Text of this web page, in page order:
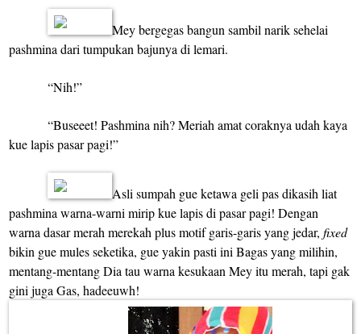
Mey bergegas bangun sambil narik sehelai
pashmina dari tumpukan bajunya di lemari.
“Nih!”
“Buseeet! Pashmina nih? Meriah amat coraknya udah kaya
kue lapis pasar pagi!”
Asli sumpah gue ketawa geli pas dikasih liat
pashmina warna-warni mirip kue lapis di pasar pagi! Dengan
warna dasar merah merekah plus motif garis-garis yang jedar, fixed
bikin gue mules seketika, gue yakin pasti ini Bagas yang milihin,
mentang-mentang Dia tau warna kesukaan Mey itu merah, tapi gak
gini juga Gas, hadeeuwh!